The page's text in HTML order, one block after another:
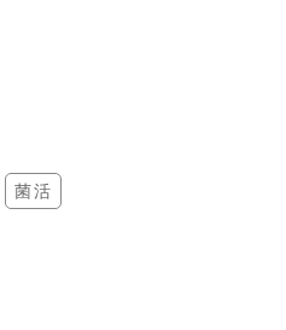
菌活